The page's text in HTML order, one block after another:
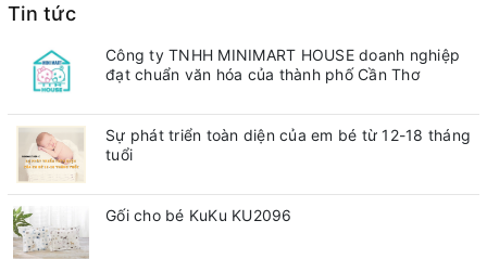
Tin tức
Công ty TNHH MINIMART HOUSE doanh nghiệp
đạt chuẩn văn hóa của thành phố Cần Thơ
Sự phát triển toàn diện của em bé từ 12-18 tháng
tuổi
Gối cho bé KuKu KU2096